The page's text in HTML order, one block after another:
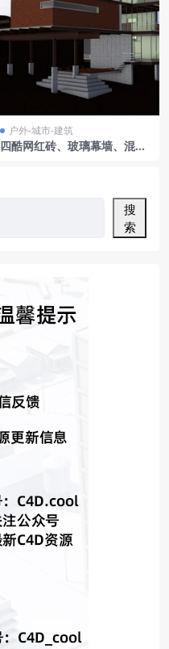
户外-城市-建筑
四酷网红砖、玻璃幕墙、混凝
搜
索